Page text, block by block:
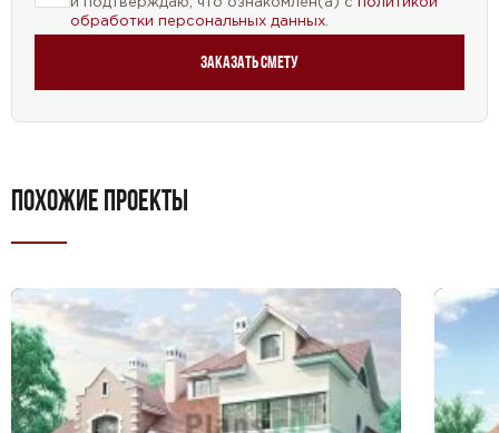
обработки персональных данных
Заказать смету
ПОХОЖИЕ ПРОЕКТЫ